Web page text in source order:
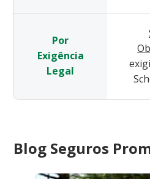
Por
Exigência
Legal
Blog Seguros